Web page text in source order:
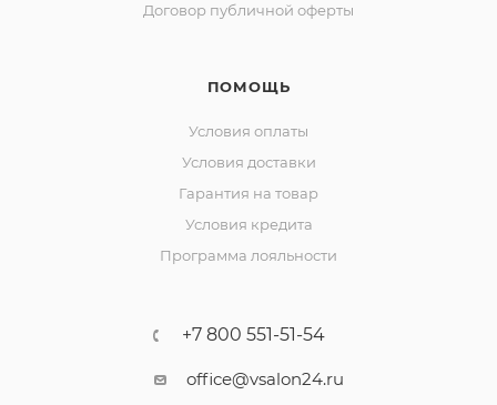
Договор публичной оферты
ПОМОЩЬ
Условия оплаты
Условия доставки
Гарантия на товар
Условия кредита
Программа лояльности
+7 800 551-51-54
office@vsalon24.ru